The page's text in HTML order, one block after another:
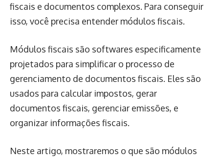
fiscais e documentos complexos. Para conseguir
isso, você precisa entender módulos fiscais.
Módulos fiscais são softwares especificamente
projetados para simplificar o processo de
gerenciamento de documentos fiscais. Eles são
usados para calcular impostos, gerar
documentos fiscais, gerenciar emissões, e
organizar informações fiscais.
Neste artigo, mostraremos o que são módulos